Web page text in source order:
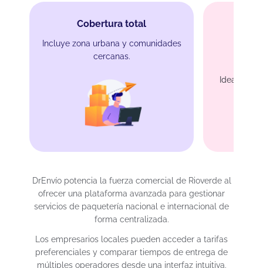
Cobertura total
Incluye zona urbana y comunidades
cercanas.
Ideal para
DrEnvío potencia la fuerza comercial de Rioverde al
ofrecer una plataforma avanzada para gestionar
servicios de paquetería nacional e internacional de
forma centralizada.
Los empresarios locales pueden acceder a tarifas
preferenciales y comparar tiempos de entrega de
múltiples operadores desde una interfaz intuitiva.